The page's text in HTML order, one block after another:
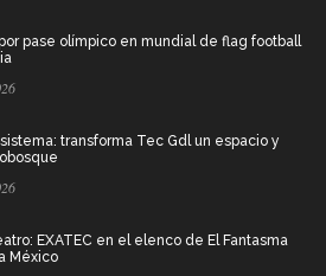
pase olímpico en mundial de flag football
transforma Tec Gdl un espacio y
EXATEC en el elenco de El Fantasma
México